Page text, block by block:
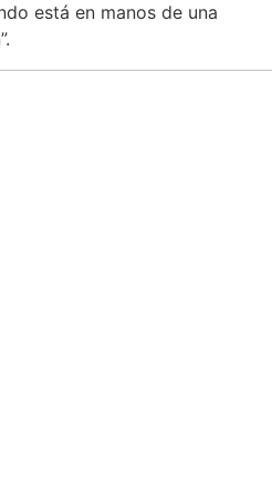
está en manos de una